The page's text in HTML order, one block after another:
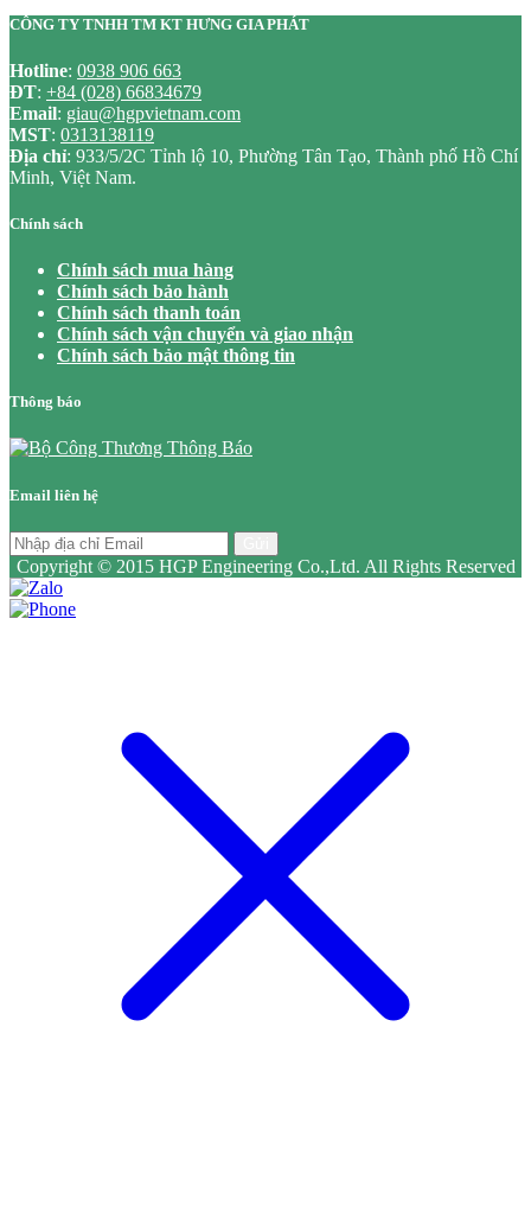
CÔNG TY TNHH TM KT HƯNG GIA PHÁT
Hotline: 0938 906 663
ĐT: +84 (028) 66834679
Email: giau@hgpvietnam.com
MST: 0313138119
Địa chỉ: 933/5/2C Tỉnh lộ 10, Phường Tân Tạo, Thành phố Hồ Chí
Minh, Việt Nam.
Chính sách
Chính sách mua hàng
Chính sách bảo hành
Chính sách thanh toán
Chính sách vận chuyển và giao nhận
Chính sách bảo mật thông tin
Thông báo
Email liên hệ
Copyright © 2015 HGP Engineering Co.,Ltd. All Rights Reserved